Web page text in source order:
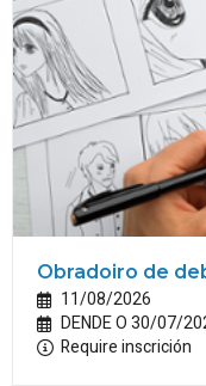
Obradoiro de
11/08/2026
DENDE O 30/07/
Require inscrición